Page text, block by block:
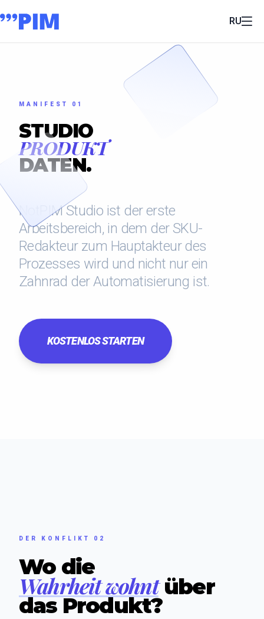
RU
MANIFEST 01
STUDIO
PRODUKT
DATEN.
NotPIM Studio ist der erste
Arbeitsbereich, in dem der SKU-
Redakteur zum Hauptakteur des
Prozesses wird und nicht nur ein
Zahnrad der Automatisierung ist.
KOSTENLOS STARTEN
DER KONFLIKT 02
Wo die
Wahrheit wohntüber
das Produkt?